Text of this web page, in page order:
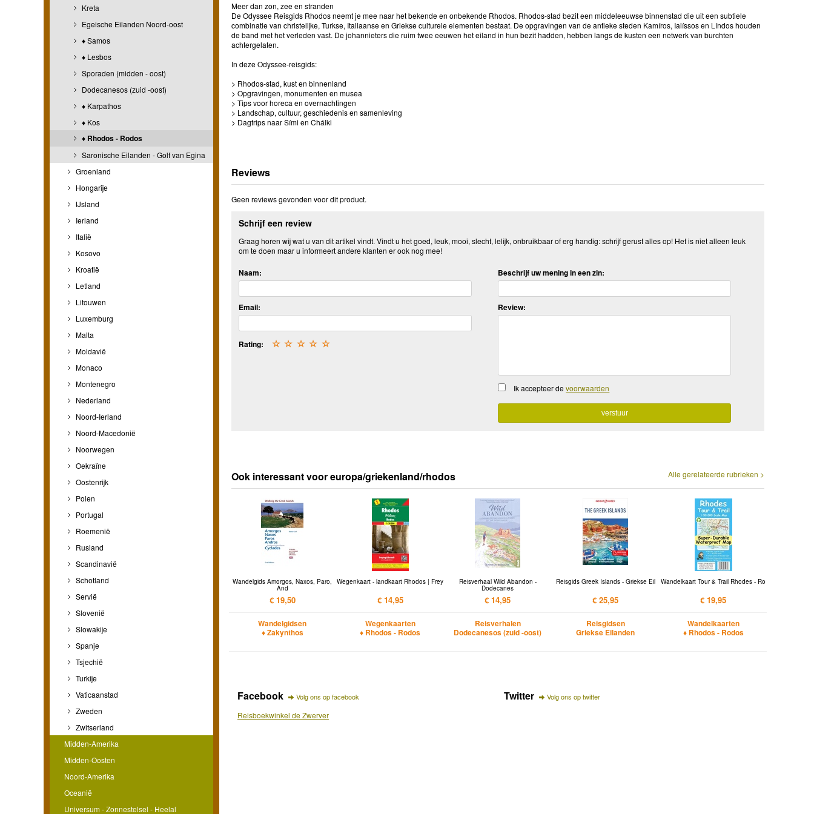
Kreta
Egeische Eilanden Noord-oost
♦ Samos
♦ Lesbos
Sporaden (midden - oost)
Dodecanesos (zuid -oost)
♦ Karpathos
♦ Kos
♦ Rhodos - Rodos
Saronische Eilanden - Golf van Egina
Groenland
Hongarije
IJsland
Ierland
Italië
Kosovo
Kroatië
Letland
Litouwen
Luxemburg
Malta
Moldavië
Monaco
Montenegro
Nederland
Noord-Ierland
Noord-Macedonië
Noorwegen
Oekraïne
Oostenrijk
Polen
Portugal
Roemenië
Rusland
Scandinavië
Schotland
Servië
Slovenië
Slowakije
Spanje
Tsjechië
Turkije
Vaticaanstad
Zweden
Zwitserland
Midden-Amerika
Midden-Oosten
Noord-Amerika
Oceanië
Universum - Zonnestelsel - Heelal
Meer dan zon, zee en stranden
De Odyssee Reisgids Rhodos neemt je mee naar het bekende en onbekende Rhodos. Rhodos-stad bezit een middeleeuwse binnenstad die uit een subtiele
combinatie van christelijke, Turkse, Italiaanse en Griekse culturele elementen bestaat. De opgravingen van de antieke steden Kamíros, Ialíssos en Líndos houden
de band met het verleden vast. De johannieters die ruim twee eeuwen het eiland in hun bezit hadden, hebben langs de kusten een netwerk van burchten
achtergelaten.
In deze Odyssee-reisgids:
> Rhodos-stad, kust en binnenland
> Opgravingen, monumenten en musea
> Tips voor horeca en overnachtingen
> Landschap, cultuur, geschiedenis en samenleving
> Dagtrips naar Sími en Chálki
Reviews
Geen reviews gevonden voor dit product.
Schrijf een review
Graag horen wij wat u van dit artikel vindt. Vindt u het goed, leuk, mooi, slecht, lelijk, onbruikbaar of erg handig: schrijf gerust alles op! Het is niet alleen leuk
om te doen maar u informeert andere klanten er ook nog mee!
Naam:
Email:
Rating: ☆
☆
☆
☆
☆
Beschrijf uw mening in een zin:
Review:
Ik accepteer devoorwaarden
Alle gerelateerde rubrieken >
Ook interessant voor europa/griekenland/rhodos
Wandelgids Amorgos, Naxos, Paro,
And
€ 19,50
Wandelgidsen
♦ Zakynthos
Wegenkaart - landkaart Rhodos | Frey
€ 14,95
Wegenkaarten
♦ Rhodos - Rodos
Reisverhaal Wild Abandon -
Dodecanes
€ 14,95
Reisverhalen
Dodecanesos (zuid -oost)
Reisgids Greek Islands - Griekse Eil
€ 25,95
Reisgidsen
Griekse Eilanden
Wandelkaart Tour & Trail Rhodes - Ro
€ 19,95
Wandelkaarten
♦ Rhodos - Rodos
Facebook Volg ons op facebook
Reisboekwinkel de Zwerver
Twitter Volg ons op twitter